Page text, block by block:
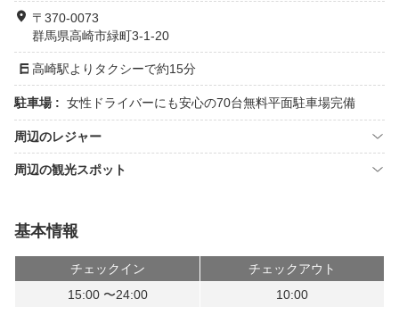
〒370-0073
群馬県高崎市緑町3-1-20
高崎駅よりタクシーで約15分
駐車場 : 女性ドライバーにも安心の70台無料平面駐車場完備
周辺のレジャー
周辺の観光スポット
基本情報
チェックイン
チェックアウト
15:00 〜24:00
10:00